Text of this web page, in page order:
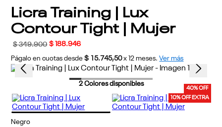
Licra Training | Lux
Contour Tight | Mujer
$ 349.900 $ 188.946
Págalo en cuotas desde $ 15.745,50 x 12 meses. Ver más
40% OFF
10% OFF EXTRA
2Colores disponibles
Negro